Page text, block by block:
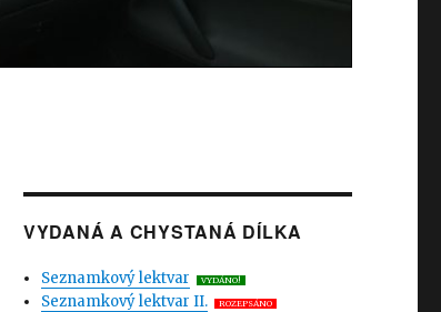
VYDANÁ A CHYSTANÁ DÍLKA
Seznamkový lektvar VYDÁNO!
Seznamkový lektvar II. ROZEPSÁNO